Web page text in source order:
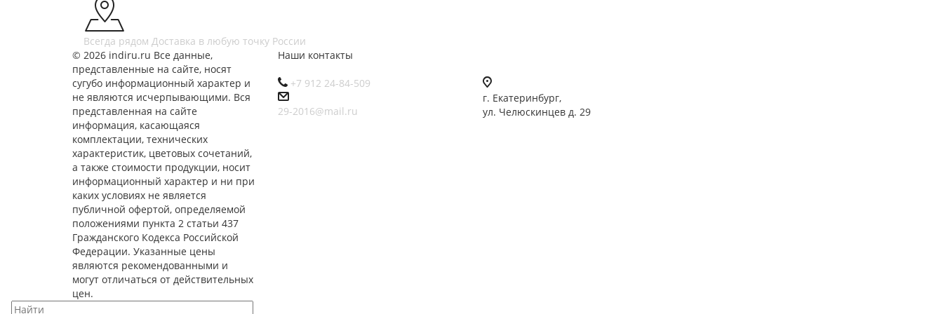
Всегда рядом Доставка в любую точку России
© 2026 indiru.ru Все данные,
представленные на сайте, носят
сугубо информационный характер и
не являются исчерпывающими. Вся
представленная на сайте
информация, касающаяся
комплектации, технических
характеристик, цветовых сочетаний,
а также стоимости продукции, носит
информационный характер и ни при
каких условиях не является
публичной офертой, определяемой
положениями пункта 2 статьи 437
Гражданского Кодекса Российской
Федерации. Указанные цены
являются рекомендованными и
могут отличаться от действительных
цен.
Наши контакты
+7 912 24-84-509
29-2016@mail.ru
г. Екатеринбург,
ул. Челюскинцев д. 29